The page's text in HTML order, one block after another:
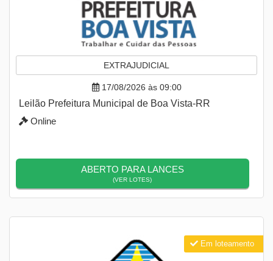
EXTRAJUDICIAL
17/08/2026 às 09:00
Leilão Prefeitura Municipal de Boa Vista-RR
Online
ABERTO PARA LANCES
(VER LOTES)
Em loteamento